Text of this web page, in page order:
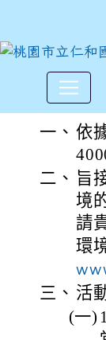
海洋委
一、 依
二、 旨
境
請
環
三、 活
(一)